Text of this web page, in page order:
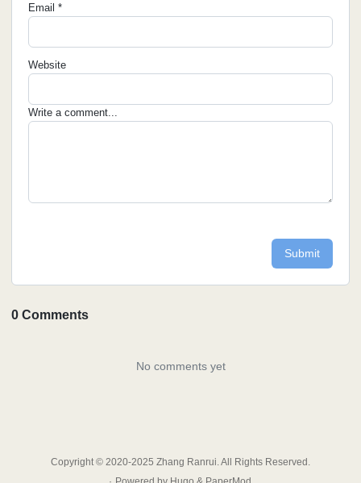
Copyright © 2020-2025 Zhang Ranrui. All Rights Reserved.